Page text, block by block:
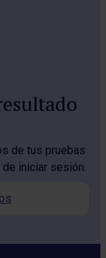
de tus pruebas
iniciar sesión.